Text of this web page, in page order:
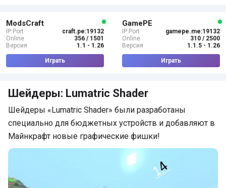
ModsCraft
IP:Port
craft.pe:19132
Online
356 / 1501
Версия
1.1 - 1.26
Играть
GamePE
IP:Port
gamepe.me:19132
Online
310 / 2500
Версия
1.1.5 - 1.26
Играть
Шейдеры: Lumatric Shader
Шейдеры «Lumatric Shader» были разработаны
специально для бюджетных устройств и добавляют в
Майнкрафт новые графические фишки!